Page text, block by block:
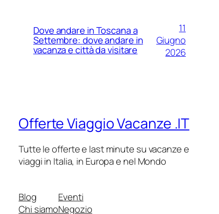
Dove andare in Toscana a
Settembre: dove andare in
vacanza e città da visitare
11
Giugno
2026
Offerte Viaggio Vacanze .IT
Tutte le offerte e last minute su vacanze e
viaggi in Italia, in Europa e nel Mondo
Blog
Chi siamo
Eventi
Negozio